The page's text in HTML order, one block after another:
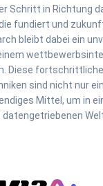
Schritt in Richtung
fundiert und
bleibt dabei ein
Diese
sind nicht nur
Mittel, um in